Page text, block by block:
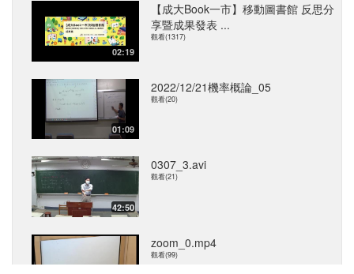
02:19
【成大Book一市】移動圖書館 反思分
享暨成果發表 ...
觀看(1317)
01:09
2022/12/21機率概論_05
觀看(20)
42:50
0307_3.avi
觀看(21)
zoom_0.mp4
觀看(99)